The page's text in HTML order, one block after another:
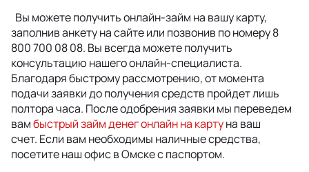
Вы можете получить онлайн-займ на вашу карту,
заполнив анкету на сайте или позвонив по номеру 8
800 700 08 08. Вы всегда можете получить
консультацию нашего онлайн-специалиста.
Благодаря быстрому рассмотрению, от момента
подачи заявки до получения средств пройдет лишь
полтора часа. После одобрения заявки мы переведем
вамбыстрый займ денег онлайн на картуна ваш
счет. Если вам необходимы наличные средства,
посетите наш офис в Омске с паспортом.